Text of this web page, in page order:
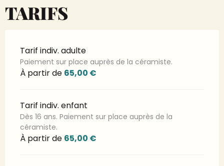
TARIFS
Tarif indiv. adulte
Paiement sur place auprès de la céramiste.
À partir de 65,00 €
Tarif indiv. enfant
Dès 16 ans. Paiement sur place auprès de la
céramiste.
À partir de 65,00 €